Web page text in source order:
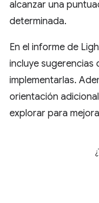
alcanzar una
determinada.
En el informe de
incluye sugerencias
implementarlas.
orientación
explorar para